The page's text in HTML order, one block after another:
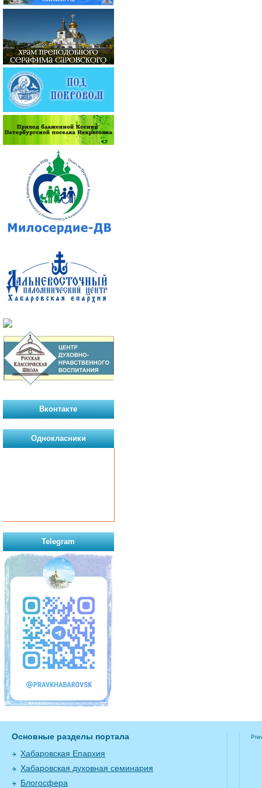
Вконтакте
Однокласники
Telegram
Основные разделы портала
Хабаровская Епархия
Хабаровская духовная семинария
Блогосфера